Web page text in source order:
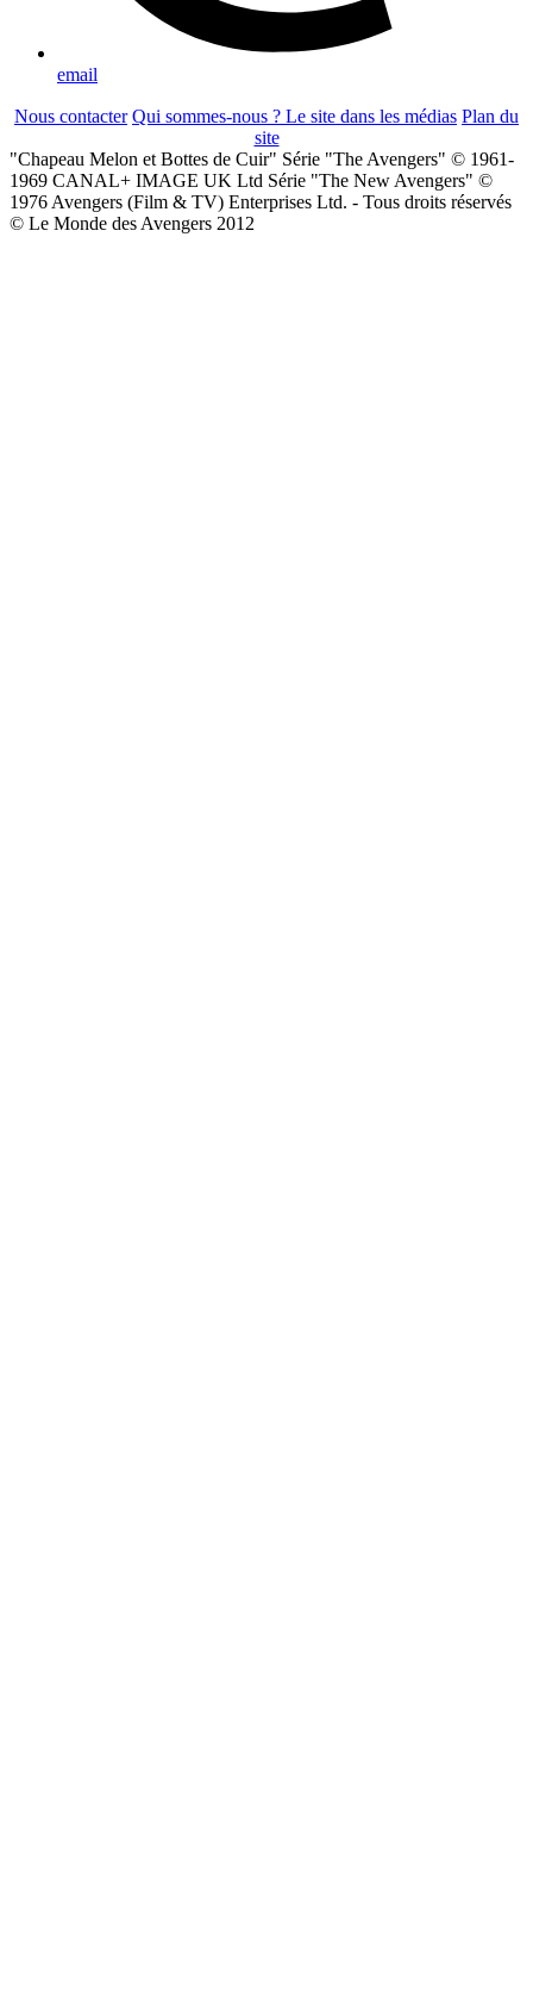
email
Nous contacter Qui sommes-nous ? Le site dans les médias Plan du
site
"Chapeau Melon et Bottes de Cuir" Série "The Avengers" © 1961-
1969 CANAL+ IMAGE UK Ltd Série "The New Avengers" ©
1976 Avengers (Film & TV) Enterprises Ltd. - Tous droits réservés
© Le Monde des Avengers 2012